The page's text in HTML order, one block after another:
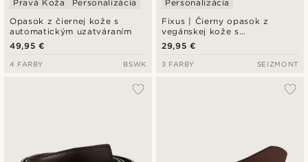
Opasok z čiernej kože s
automatickým uzatváraním
Pravá Koža Personalizácia
49,95 €
4 FARBY BSWK
Fixus | Čierny opasok z
vegánskej kože s
automatickou prackou
Personalizácia
29,95 €
3 FARBY SEIZMONT